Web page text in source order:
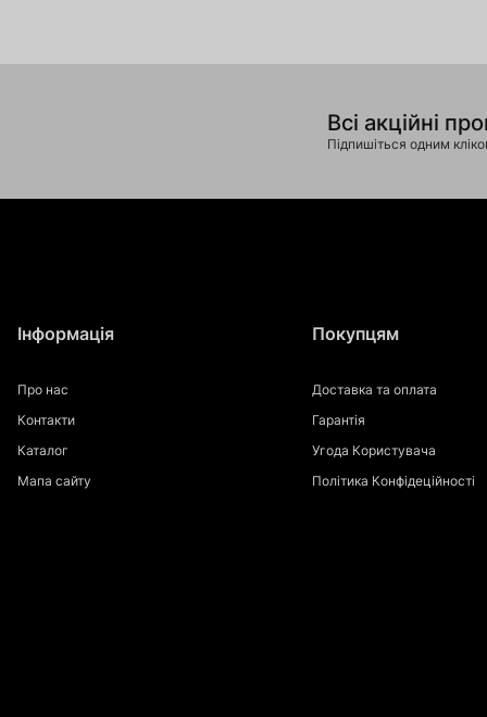
Всі акційні
Підпишіться одним
Інформація
Про нас
Контакти
Каталог
Мапа сайту
Покупцям
Доставка та оплата
Гарантія
Угода Користувача
Політика Конфідеційності